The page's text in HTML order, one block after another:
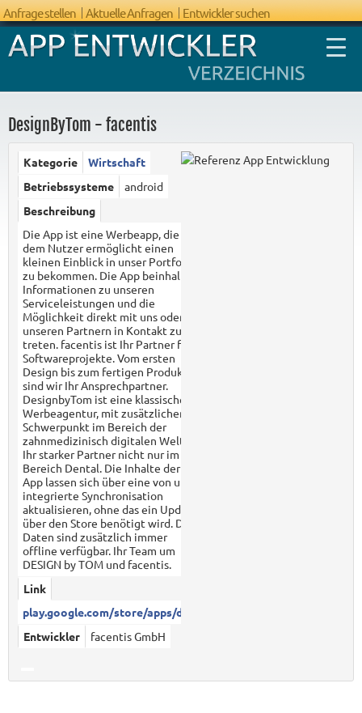
Anfrage stellen Aktuelle Anfragen Entwickler suchen
DesignByTom - facentis
Kategorie
Wirtschaft
Betriebssysteme
android
Beschreibung
Die App ist eine Werbeapp, die es
dem Nutzer ermöglicht einen
kleinen Einblick in unser Portfolio
zu bekommen. Die App beinhaltet
Informationen zu unseren
Serviceleistungen und die
Möglichkeit direkt mit uns oder
unseren Partnern in Kontakt zu
treten. facentis ist Ihr Partner für
Softwareprojekte. Vom ersten
Design bis zum fertigen Produkt
sind wir Ihr Ansprechpartner.
DesignbyTom ist eine klassische
Werbeagentur, mit zusätzlichem
Schwerpunkt im Bereich der
zahnmedizinisch digitalen Welt.
Ihr starker Partner nicht nur im
Bereich Dental. Die Inhalte der
App lassen sich über eine von uns
integrierte Synchronisation
aktualisieren, ohne das ein Update
über den Store benötigt wird. Die
Daten sind zusätzlich immer
offline verfügbar. Ihr Team um
DESIGN by TOM und facentis.
Link
play.google.com/store/apps/det...
Entwickler
facentis GmbH